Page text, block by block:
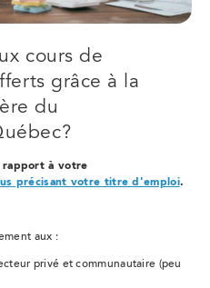
cours de
grâce à la
du
rapport à votre
précisant votre titre d'emploi.
aux :
privé et communautaire (peu